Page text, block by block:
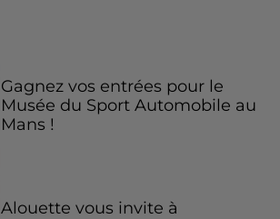
Gagnez vos entrées pour le
Musée du Sport Automobile au
Mans !
Alouette vous invite à